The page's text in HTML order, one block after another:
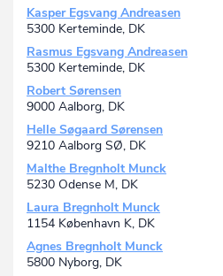
Kasper Egsvang Andreasen
5300 Kerteminde, DK
Rasmus Egsvang Andreasen
5300 Kerteminde, DK
Robert Sørensen
9000 Aalborg, DK
Helle Søgaard Sørensen
9210 Aalborg SØ, DK
Malthe Bregnholt Munck
5230 Odense M, DK
Laura Bregnholt Munck
1154 København K, DK
Agnes Bregnholt Munck
5800 Nyborg, DK